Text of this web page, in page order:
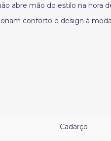
abre mão do estilo na hora
conforto e design à
Cadarço